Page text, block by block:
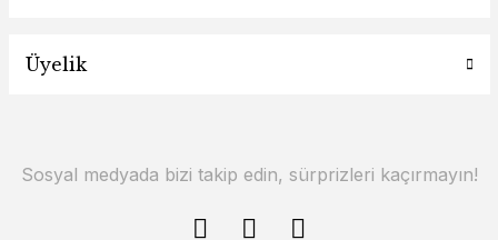
Üyelik
Sosyal medyada bizi takip edin, sürprizleri kaçırmayın!